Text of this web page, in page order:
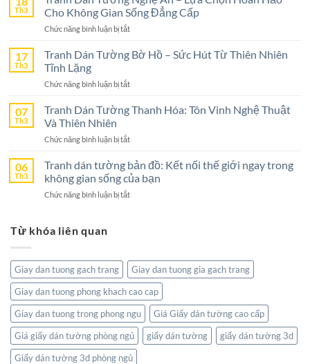
Tường
Ninh
Bình
Lựa
Không
Sống
Th3
Cho Không Gian Sống Đẳng Cấp
Chức năng bình luận bị tắtở
Dán
An
Lựa
Không
Gian
Sống
17
Th3
Tranh Dán Tường Bờ Hồ – Sức Hút Từ Thiên Nhiên
Tĩnh Lặng
Chức năng bình luận bị tắtở
Dán
Hồ
Sức
Hút
07
Th3
Tranh Dán Tường Thanh Hóa: Tôn Vinh Nghệ Thuật
Và Thiên Nhiên
Chức năng bình luận bị tắtở
Dán
Tường
Thanh
Hóa:
Thiên
Nhiên
06
Th3
Tranh dán tường bản đồ: Kết nối thế giới ngay trong
không gian sống của bạn
Chức năng bình luận bị tắtở
Kết
nối
giới
ngay
trong
không
gian
sống
Từ khóa liên quan
Giay dan tuong gach trang
Giay dan tuong gia gach trang
Giay dan tuong phong khach cao cap
Giay dan tuong trong phong ngu
Giá Giấy dán tường cao cấp
Giá giấy dán tường phòng ngủ
giấy dán tường
giấy dán tường 3d
Giấy dán tường 3d phòng ngủ